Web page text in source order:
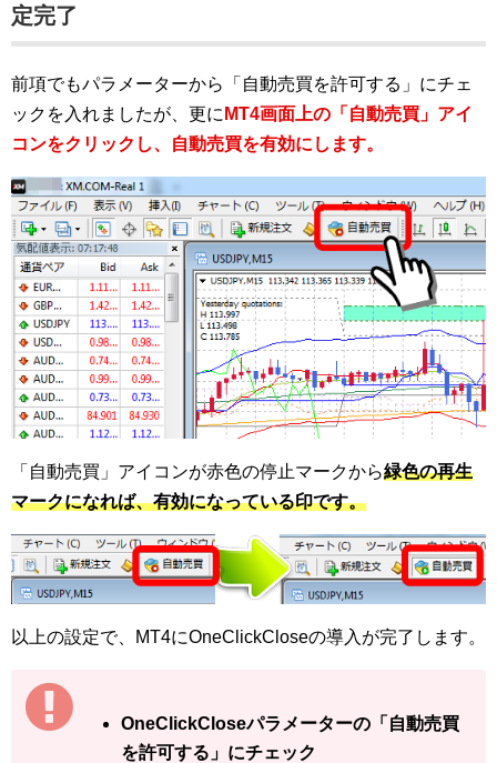
定完了
前項でもパラメーターから「自動売買を許可する」にチェ
ックを入れましたが、更に MT4画面上の「自動売買」アイ
コンをクリックし、自動売買を有効にします。
「自動売買」アイコンが赤色の停止マークから緑色の再生
マークになれば、有効になっている印です。
以上の設定で、MT4にOneClickCloseの導入が完了します。
OneClickCloseパラメーターの「自動売買
を許可する」にチェック